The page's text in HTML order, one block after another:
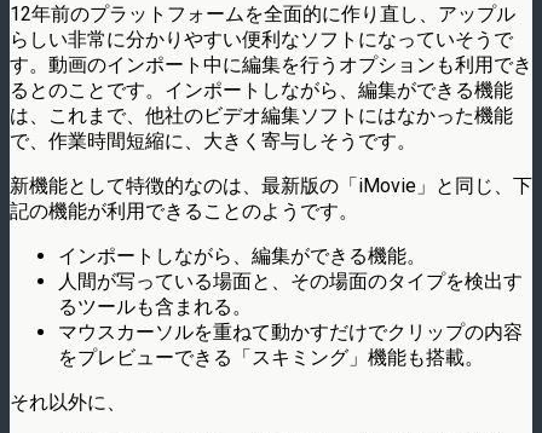
12年前のプラットフォームを全面的に作り直し、アップル
らしい非常に分かりやすい便利なソフトになっていそうで
す。動画のインポート中に編集を行うオプションも利用でき
るとのことです。インポートしながら、編集ができる機能
は、これまで、他社のビデオ編集ソフトにはなかった機能
で、作業時間短縮に、大きく寄与しそうです。
新機能として特徴的なのは、最新版の「iMovie」と同じ、下
記の機能が利用できることのようです。
インポートしながら、編集ができる機能。
人間が写っている場面と、その場面のタイプを検出す
るツールも含まれる。
マウスカーソルを重ねて動かすだけでクリップの内容
をプレビューできる「スキミング」機能も搭載。
それ以外に、